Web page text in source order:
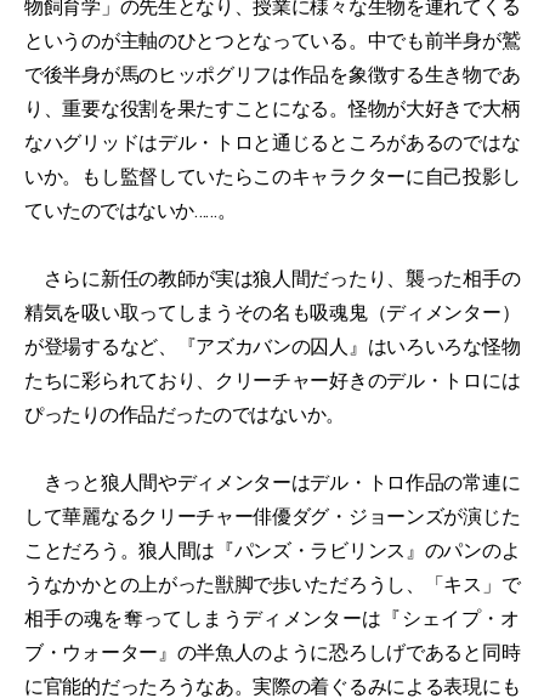
物飼育学」の先生となり、授業に様々な生物を連れてくる
というのが主軸のひとつとなっている。中でも前半身が鷲
で後半身が馬のヒッポグリフは作品を象徴する生き物であ
り、重要な役割を果たすことになる。怪物が大好きで大柄
なハグリッドはデル・トロと通じるところがあるのではな
いか。もし監督していたらこのキャラクターに自己投影し
ていたのではないか……。
さらに新任の教師が実は狼人間だったり、襲った相手の
精気を吸い取ってしまうその名も吸魂鬼（ディメンター）
が登場するなど、『アズカバンの囚人』はいろいろな怪物
たちに彩られており、クリーチャー好きのデル・トロには
ぴったりの作品だったのではないか。
きっと狼人間やディメンターはデル・トロ作品の常連に
して華麗なるクリーチャー俳優ダグ・ジョーンズが演じた
ことだろう。狼人間は『パンズ・ラビリンス』のパンのよ
うなかかとの上がった獣脚で歩いただろうし、「キス」で
相手の魂を奪ってしまうディメンターは『シェイプ・オ
ブ・ウォーター』の半魚人のように恐ろしげであると同時
に官能的だったろうなあ。実際の着ぐるみによる表現にも